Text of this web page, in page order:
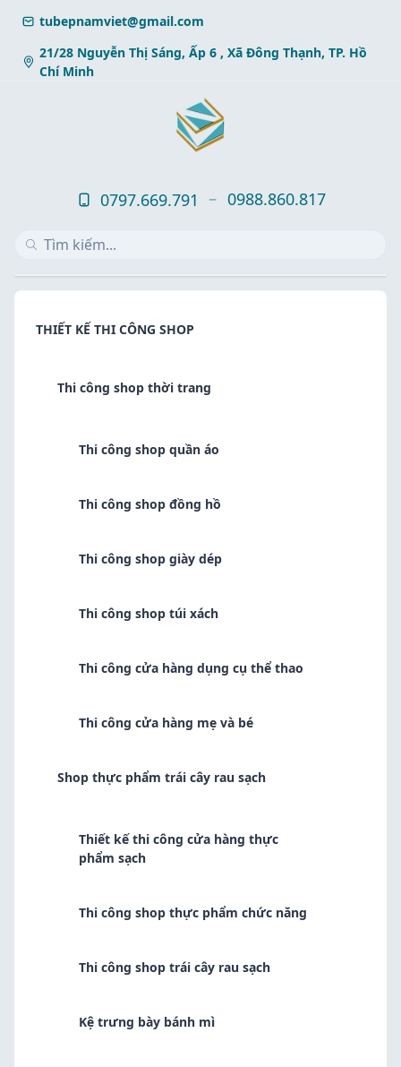
content
tubepnamviet@gmail.com
21/28 Nguyễn Thị Sáng, Ấp 6 , Xã Đông Thạnh, TP. Hồ
Chí Minh
0797.669.791 0988.860.817
THIẾT KẾ THI CÔNG SHOP
Thi công shop thời trang
Thi công shop quần áo
Thi công shop đồng hồ
Thi công shop giày dép
Thi công shop túi xách
Thi công cửa hàng dụng cụ thể thao
Thi công cửa hàng mẹ và bé
Shop thực phẩm trái cây rau sạch
Thiết kế thi công cửa hàng thực
phẩm sạch
Thi công shop thực phẩm chức năng
Thi công shop trái cây rau sạch
Kệ trưng bày bánh mì